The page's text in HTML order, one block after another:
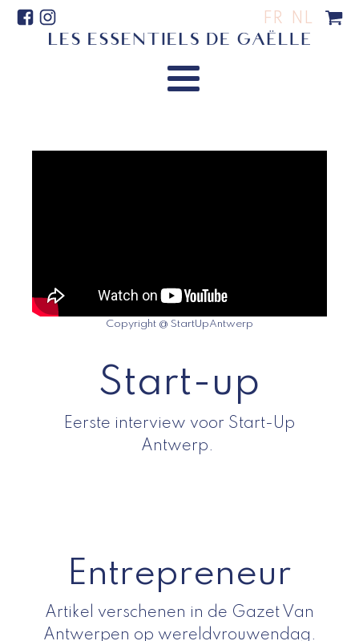
FR NL
Start-up
Eerste interview voor Start-Up
Antwerp.
Copyright @ StartUpAntwerp
Entrepreneur
Artikel verschenen in de Gazet Van
Antwerpen op wereldvrouwendag.